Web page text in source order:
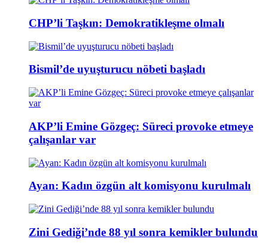
CHP’li Taşkın: Demokratikleşme olmalı
Bismil’de uyuşturucu nöbeti başladı
AKP’li Emine Gözgeç: Süreci provoke etmeye
çalışanlar var
Ayan: Kadın özgün alt komisyonu kurulmalı
Zini Gediği’nde 88 yıl sonra kemikler bulundu